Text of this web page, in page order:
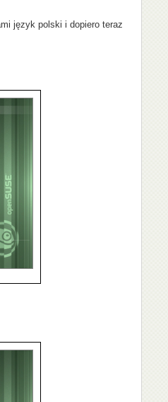
język polski i dopiero teraz